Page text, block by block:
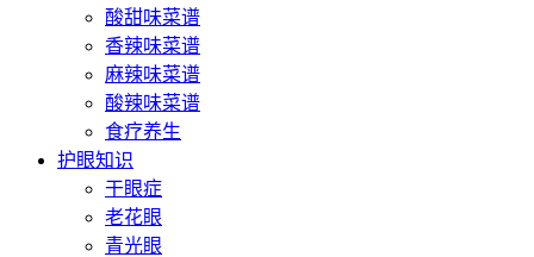
酸甜味菜谱
香辣味菜谱
麻辣味菜谱
酸辣味菜谱
食疗养生
护眼知识
干眼症
老花眼
青光眼